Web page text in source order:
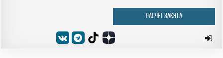
РАСЧЁТ ЗАКЯТА